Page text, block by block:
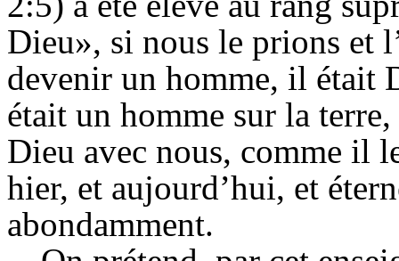
Dieu», si nous le prions et
devenir un homme, il était
était un homme sur la
Dieu avec nous, comme il
hier, et aujourd’hui, et
abondamment.